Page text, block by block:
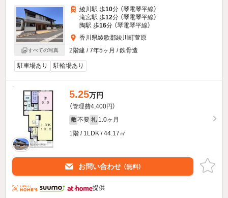
すべての写真
綾川駅 歩10分 （琴電琴平線）
滝宮駅 歩12分 （琴電琴平線）
陶駅 歩16分 （琴電琴平線）
香川県綾歌郡綾川町萱原
2階建 / 7年5ヶ月 / 鉄骨造
駐車場あり 駐輪場あり
5.25万円
（管理費4,400円）
敷 不要 礼 1.0ヶ月
1階 / 1LDK / 44.17㎡
お問い合わせ （無料）
提供